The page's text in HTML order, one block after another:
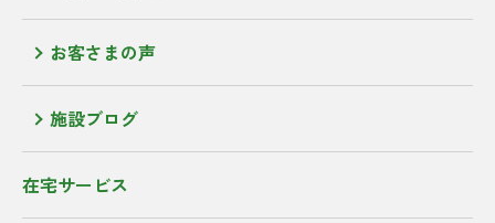
お客さまの声
施設ブログ
在宅サービス